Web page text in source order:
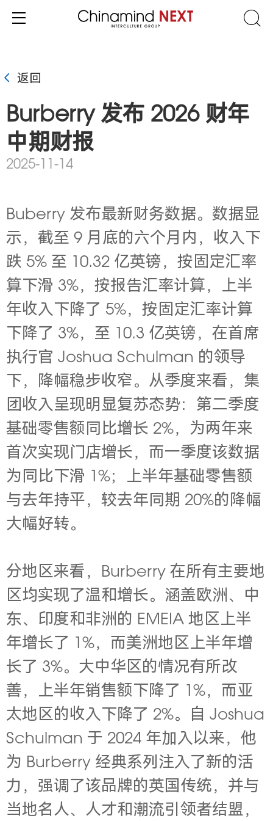
返回
Burberry 发布 2026 财年
中期财报
2025-11-14
Buberry 发布最新财务数据。数据显
示， 截至 9 月底的六个月内，收入下
跌 5% 至 10.32 亿英镑，按固定汇率
算下滑 3%， 按报告汇率计算，上半
年收入下降了 5%，按固定汇率计算
下降了 3%，至 10.3 亿英镑，在首席
执行官 Joshua Schulman 的领导
下，降幅稳步收窄。从季度来看，集
团收入呈现明显复苏态势：第二季度
基础零售额同比增长 2%，为两年来
首次实现门店增长，而一季度该数据
为同比下滑 1%；上半年基础零售额
与去年持平，较去年同期 20%的降幅
大幅好转。
分地区来看，Burberry 在所有主要地
区均实现了温和增长。涵盖欧洲、中
东、印度和非洲的 EMEIA 地区上半
年增长了 1%，而美洲地区上半年增
长了 3%。大中华区的情况有所改
善，上半年销售额下降了 1%，而亚
太地区的收入下降了 2%。自 Joshua
Schulman 于 2024 年加入以来，他
为 Burberry 经典系列注入了新的活
力，强调了该品牌的英国传统，并与
当地名人、人才和潮流引领者结盟，